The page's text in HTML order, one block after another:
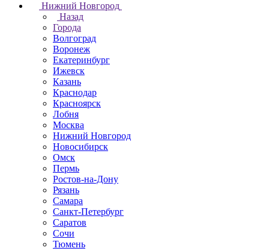
Нижний Новгород
Назад
Города
Волгоград
Воронеж
Екатеринбург
Ижевск
Казань
Краснодар
Красноярск
Лобня
Москва
Нижний Новгород
Новосибирск
Омск
Пермь
Ростов-на-Дону
Рязань
Самара
Санкт-Петербург
Саратов
Сочи
Тюмень